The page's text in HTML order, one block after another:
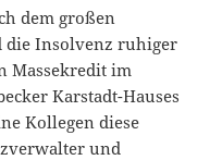
dem großen
die Insolvenz ruhiger
Massekredit im
Karstadt-Hauses
Kollegen diese
und